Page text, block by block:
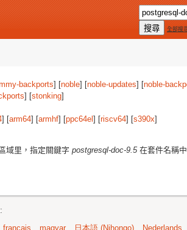
全部搜
backports] [noble] [noble-updates] [noble-
] [stonking]
] [arm64] [armhf] [ppc64el ] [riscv64] [s390x]
域里，指定關鍵字 postgresql-doc-9.5在套件名稱中
français magyar 日本語 (Nihongo) Nederlands